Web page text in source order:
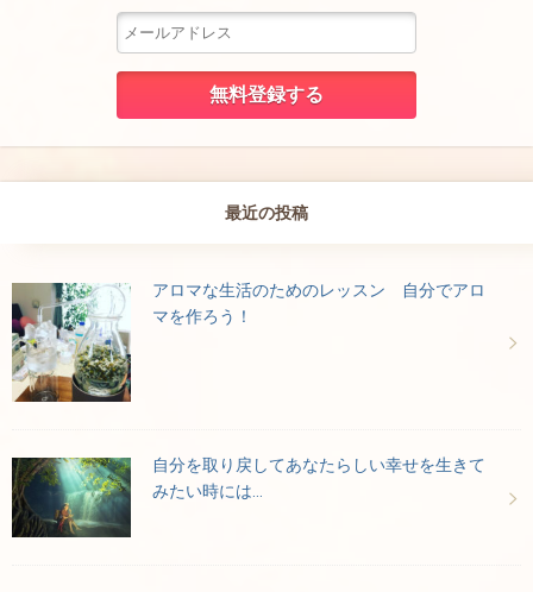
最近の投稿
アロマな生活のためのレッスン 自分でアロ
マを作ろう！
自分を取り戻してあなたらしい幸せを生きて
みたい時には…